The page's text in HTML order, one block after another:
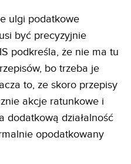
ulgi podatkowe
być precyzyjnie
podkreśla, że nie ma tu
bo trzeba je
to, ze skoro przepisy
akcje ratunkowe i
dodatkową działalność
opodatkowany